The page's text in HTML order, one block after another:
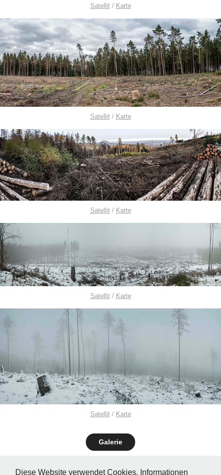
Satellit/ Karte
Satellit/ Karte
Satellit/ Karte
Satellit/ Karte
Satellit/ Karte
Galerie
Diese Website verwendet Cookies. Informationen